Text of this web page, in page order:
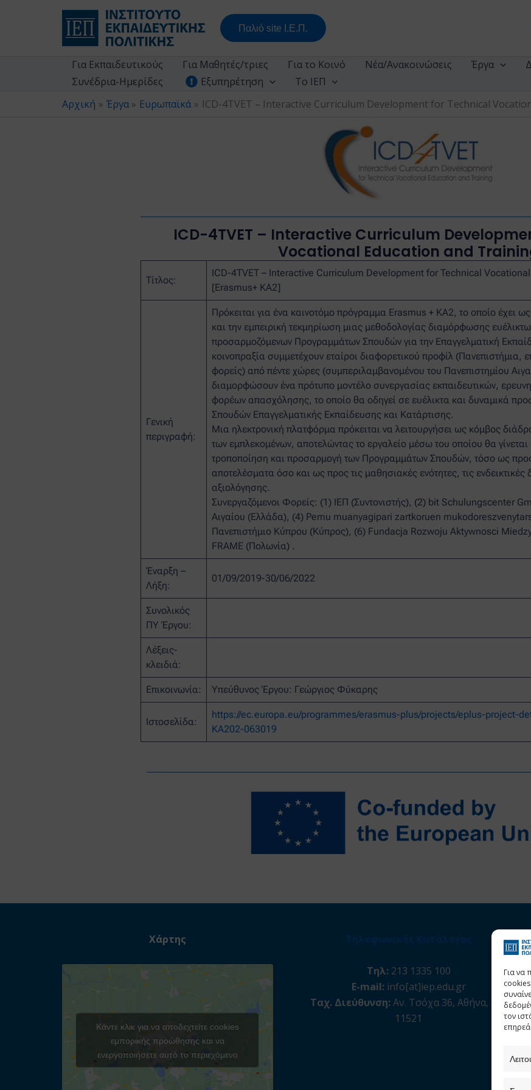
Για να
τον
Παλιό site Ι.Ε.Π.
Για Εκπαιδευτικούς Για Μαθητές/τριες Για το Κοινό Νέα/Ανακοινώσεις Έργα
Συνέδρια-Ημερίδες
Εξυπηρέτηση
Το ΙΕΠ
Αρχική
Έργα Ευρωπαϊκά ICD-4TVET – Interactive Curriculum Development for Technical
ICD-4TVET – Interactive Curriculum
Vocational Education and
Τίτλος:
ICD-4TVET – Interactive Curriculum Development for Technical
[Erasmus+ KA2]
Γενική
περιγραφή:
Πρόκειται για ένα καινοτόμο πρόγραμμα Erasmus + KA2, το οποίο έχει
και την εμπειρική τεκμηρίωση μιας μεθοδολογίας διαμόρφωσης
προσαρμοζόμενων Προγραμμάτων Σπουδών για την Επαγγελματική
κοινοπραξία συμμετέχουν εταίροι διαφορετικού προφίλ (Πανεπιστήμια,
φορείς) από πέντε χώρες (συμπεριλαμβανομένου του Πανεπιστημίου
διαμορφώσουν ένα πρότυπο μοντέλο συνεργασίας εκπαιδευτικών,
φορέων απασχόλησης, το οποίο θα οδηγεί σε ευέλικτα και δυναμικά
Σπουδών Επαγγελματικής Εκπαίδευσης και Κατάρτισης.
Μια ηλεκτρονική πλατφόρμα πρόκειται να λειτουργήσει ως κόμβος
των εμπλεκομένων, αποτελώντας το εργαλείο μέσω του οποίου θα
τροποποίηση και προσαρμογή των Προγραμμάτων Σπουδών, τόσο ως
αποτελέσματα όσο και ως προς τις μαθησιακές ενότητες, τις ενδεικτικές
αξιολόγησης.
Συνεργαζόμενοι Φορείς: (1) ΙΕΠ (Συντονιστής), (2) bit Schulungscenter
Αιγαίου (Ελλάδα), (4) Pemu muanyagipari zartkoruen
Πανεπιστήμιο Κύπρου (Κύπρος), (6) Fundacja Rozwoju Aktywnosci
FRAME (Πολωνία) .
Έναρξη –
Λήξη:
01/09/2019-30/06/2022
Συνολικός
ΠΥ Έργου:
Λέξεις-
κλειδιά:
Επικοινωνία: Υπεύθυνος Έργου: Γεώργιος Φύκαρης
Ιστοσελίδα:
https://ec.europa.eu/programmes/erasmus-plus/projects/eplus-project-
KA202-063019
Χάρτης
Κάντε κλικ για να αποδεχτείτε cookies
εμπορικής προώθησης και να
ενεργοποιήσετε αυτό το περιεχόμενο
Τηλ:213 1335 100
E-mail: info[at]iep.edu.gr
Ταχ. Διεύθυνση:Αν. Τσόχα 36, Αθήνα, Τ.Κ.
11521